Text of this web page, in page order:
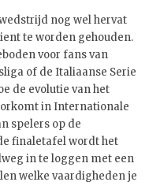
nog wel hervat
te worden gehouden.
voor fans van
of de Italiaanse Serie
de evolutie van het
in Internationale
spelers op de
finaletafel wordt het
in te loggen met een
welke vaardigheden je